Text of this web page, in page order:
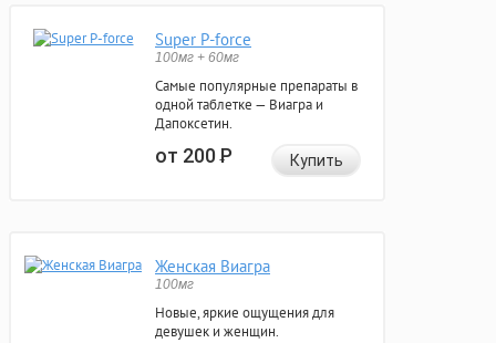
Super P-force
100мг + 60мг
Самые популярные препараты в
одной таблетке — Виагра и
Дапоксетин.
от 200Р Купить
Женская Виагра
100мг
Новые, яркие ощущения для
девушек и женщин.